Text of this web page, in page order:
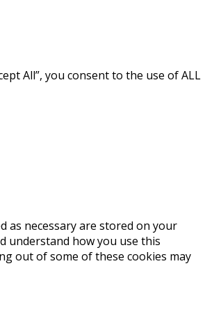
All”, you consent to the use of ALL
as necessary are stored on your
understand how you use this
out of some of these cookies may